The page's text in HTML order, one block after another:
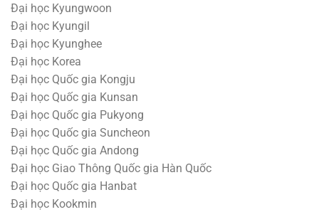
Đại học Kyungwoon
Đại học Kyungil
Đại học Kyunghee
Đại học Korea
Đại học Quốc gia Kongju
Đại học Quốc gia Kunsan
Đại học Quốc gia Pukyong
Đại học Quốc gia Suncheon
Đại học Quốc gia Andong
Đại học Giao Thông Quốc gia Hàn Quốc
Đại học Quốc gia Hanbat
Đại học Kookmin